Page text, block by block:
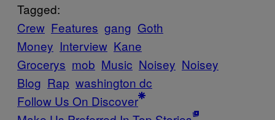
Tagged:
Crew Features gang Goth
Money Interview Kane
Grocerys mob Music Noisey Noisey
Blog Rap washington dc
Follow Us On Discover